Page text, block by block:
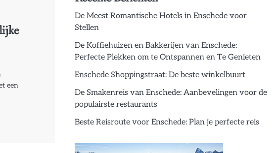
een
De Meest Romantische Hotels in Enschede voor
Stellen
De Koffiehuizen en Bakkerijen van Enschede:
Perfecte Plekken om te Ontspannen en Te Genieten
Enschede Shoppingstraat: De beste winkelbuurt
De Smakenreis van Enschede: Aanbevelingen voor de
populairste restaurants
Beste Reisroute voor Enschede: Plan je perfecte reis